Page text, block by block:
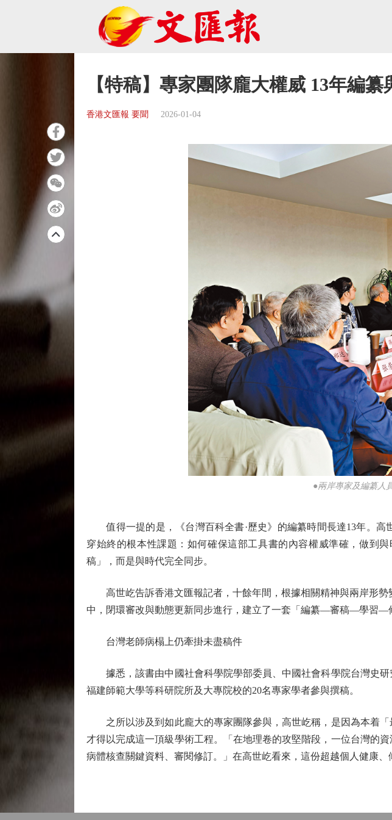
【特稿】專家團隊龐大權威 13年編纂
香港文匯報 要聞 2026-01-04
●兩岸專家及編纂人
值得一提的是，《台灣百科全書·歷史》的編纂時間長達13年。高
穿始終的根本性課題：如何確保這部工具書的內容權威準確，做到
稿」，而是與時代完全同步。
高世屹告訴香港文匯報記者，十餘年間，根據相關精神與兩岸形勢
中，閉環審改與動態更新同步進行，建立了一套「編纂—審稿—學習—
台灣老師病榻上仍牽掛未盡稿件
據悉，該書由中國社會科學院學部委員、中國社會科學院台灣史研
福建師範大學等科研院所及大專院校的20名專家學者參與撰稿。
之所以涉及到如此龐大的專家團隊參與，高世屹稱，是因為本着「
才得以完成這一頂級學術工程。「在地理卷的攻堅階段，一位台灣的
病體核查關鍵資料、審閱修訂。」在高世屹看來，這份超越個人健康